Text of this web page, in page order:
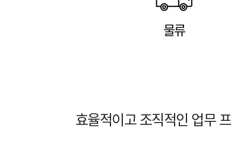
물류
효율적이고 조직적인 업무